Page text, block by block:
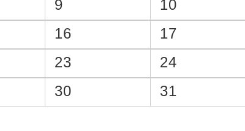
9 10
16 17
23 24
30 31